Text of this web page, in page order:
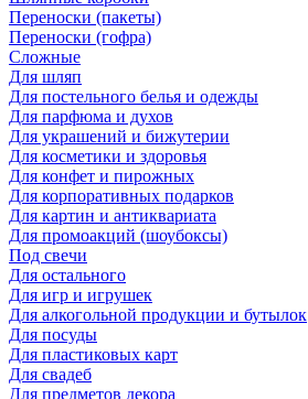
Переноски (пакеты)
Переноски (гофра)
Сложные
Для шляп
Для постельного белья и одежды
Для парфюма и духов
Для украшений и бижутерии
Для косметики и здоровья
Для конфет и пирожных
Для корпоративных подарков
Для картин и антиквариата
Для промоакций (шоубоксы)
Под свечи
Для остального
Для игр и игрушек
Для алкогольной продукции и бутылок
Для посуды
Для пластиковых карт
Для свадеб
Для предметов декора